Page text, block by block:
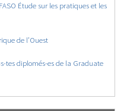
Étude sur les pratiques et les
de l’Ouest
tes diplomés-es de la Graduate